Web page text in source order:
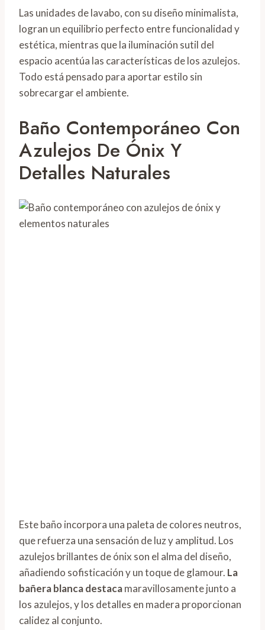
Las unidades de lavabo, con su diseño minimalista,
logran un equilibrio perfecto entre funcionalidad y
estética, mientras que la iluminación sutil del
espacio acentúa las características de los azulejos.
Todo está pensado para aportar estilo sin
sobrecargar el ambiente.
Baño Contemporáneo Con
Azulejos De Ónix Y
Detalles Naturales
Este baño incorpora una paleta de colores neutros,
que refuerza una sensación de luz y amplitud. Los
azulejos brillantes de ónix son el alma del diseño,
añadiendo sofisticación y un toque de glamour. La
bañera blanca destacamaravillosamente junto a
los azulejos, y los detalles en madera proporcionan
calidez al conjunto.